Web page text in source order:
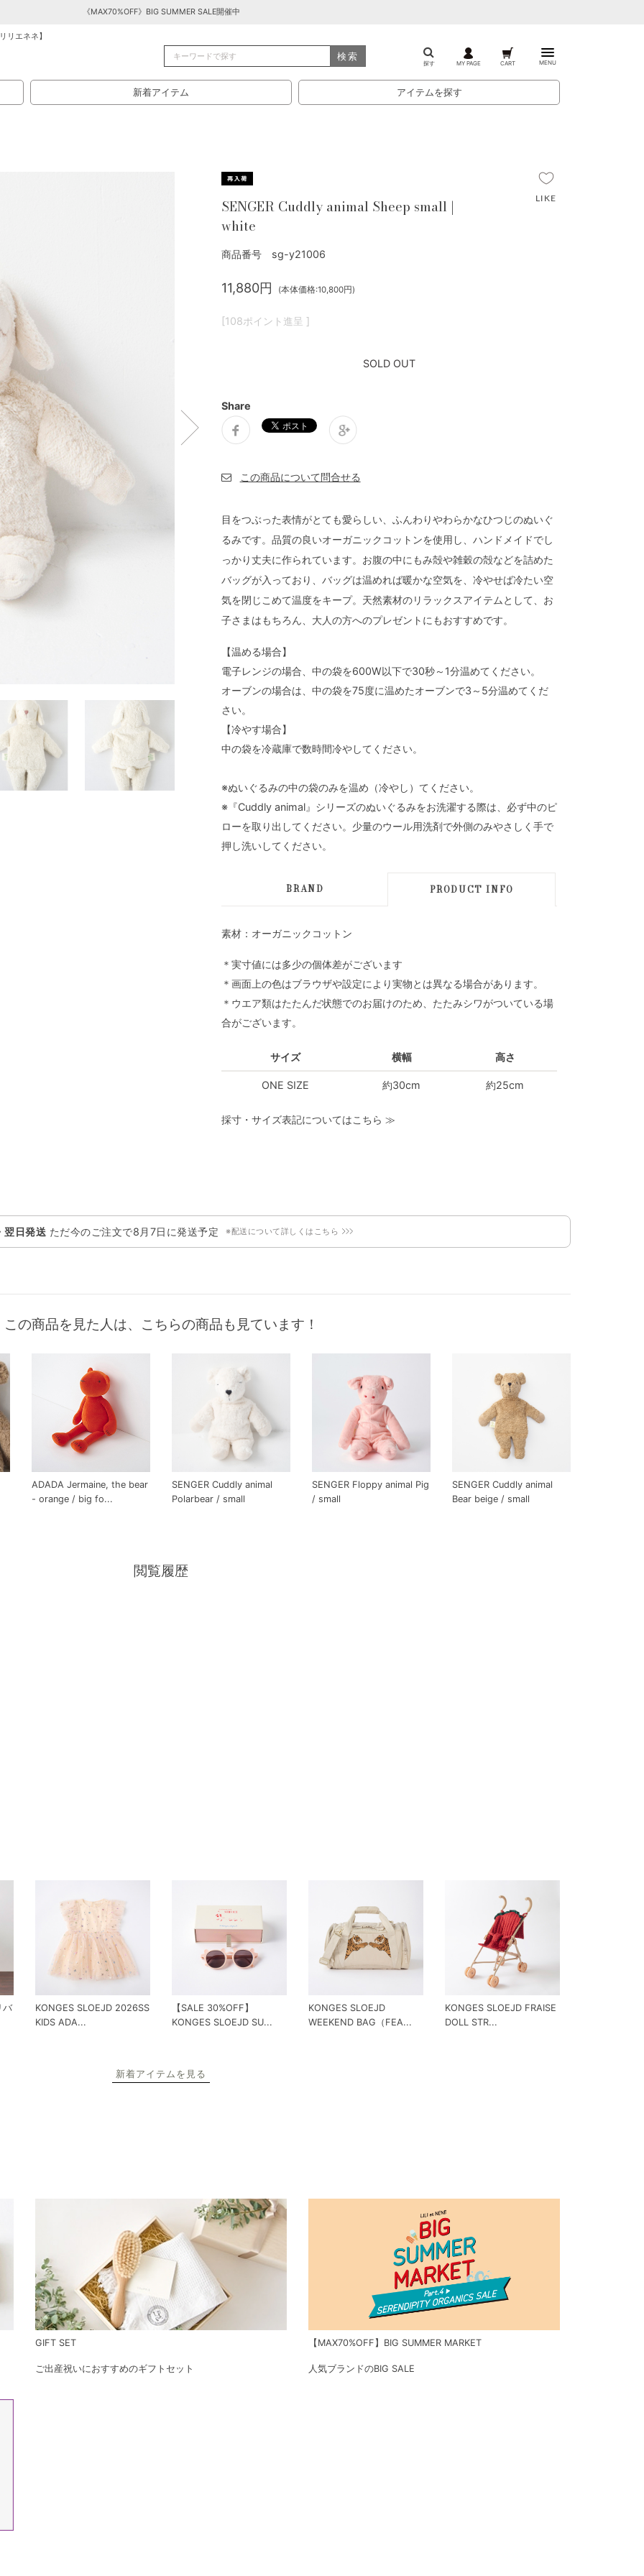
《MAX70%OFF》BIG SUMMER SALE開催中
リエネネ】
検索
探す MY PAGE CART MENU
新着アイテム アイテムを探す
SENGER Cuddly animal Sheep small |
white
商品番号 sg-y21006
11,880円 (本体価格:10,800円)
[108ポイント進呈 ]
SOLD OUT
Share
目をつぶった表情がとても愛らしい、ふんわりやわらかなひつじのぬいぐ
るみです。品質の良いオーガニックコットンを使用し、ハンドメイドでし
っかり丈夫に作られています。お腹の中にもみ殻や雑穀の殻などを詰めた
バッグが入っており、バッグは温めれば暖かな空気を、冷やせば冷たい空
気を閉じこめて温度をキープ。天然素材のリラックスアイテムとして、お
子さまはもちろん、大人の方へのプレゼントにもおすすめです。
【温める場合】
電子レンジの場合、中の袋を600W以下で30秒～1分温めてください。
オーブンの場合は、中の袋を75度に温めたオーブンで3～5分温めてくだ
さい。
【冷やす場合】
中の袋を冷蔵庫で数時間冷やしてください。
※ぬいぐるみの中の袋のみを温め（冷やし）てください。
※『Cuddly animal』シリーズのぬいぐるみをお洗濯する際は、必ず中のピ
ローを取り出してください。少量のウール用洗剤で外側のみやさしく手で
押し洗いしてください。
BRAND PRODUCT INFO
素材：オーガニックコットン
＊実寸値には多少の個体差がございます
＊画面上の色はブラウザや設定により実物とは異なる場合があります。
＊ウエア類はたたんだ状態でのお届けのため、たたみシワがついている場
合がございます。
サイズ 横幅 高さ
ONE SIZE 約30cm 約25cm
採寸・サイズ表記についてはこちら ≫
翌日発送 ただ今のご注文で8月7日 に発送予定 ※配送について詳しくはこちら
この商品を見た人は、こちらの商品も見ています！
ADADA Jermaine, the bear
- orange / big fo...
SENGER Cuddly animal
Polarbear / small
SENGER Floppy animal Pig
/ small
SENGER Cuddly animal
Bear beige / small
閲覧履歴
バ
KONGES SLOEJD 2026SS
KIDS ADA...
【SALE 30%OFF】
KONGES SLOEJD SU...
KONGES SLOEJD
WEEKEND BAG（FEA...
KONGES SLOEJD FRAISE
DOLL STR...
新着アイテムを見る
GIFT SET
ご出産祝いにおすすめのギフトセット
【MAX70%OFF】BIG SUMMER MARKET
人気ブランドのBIG SALE